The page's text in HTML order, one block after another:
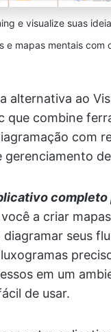
e visualize suas
e mapas mentais com
alternativa ao
que combine
com
gerenciamento
completo
você a criar
seus
em um
de usar.